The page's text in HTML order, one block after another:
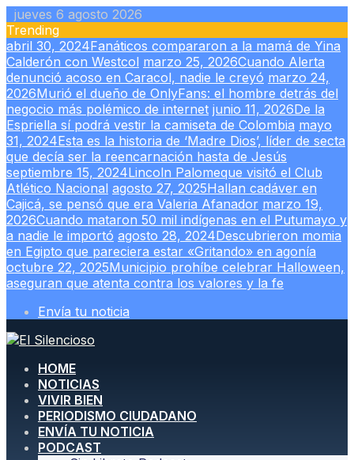
Skip
to
content
jueves 6 agosto 2026
Trending
abril 30, 2024Fanáticos compararon a la mamá de Yina
Calderón con Westcol marzo 25, 2026Cuando Alerta
denunció acoso en Caracol, nadie le creyó marzo 24,
2026Murió el dueño de OnlyFans: el hombre detrás del
negocio más polémico de internet junio 11, 2026De la
Espriella sí podrá vestir la camiseta de Colombia mayo
31, 2024Esta es la historia de ‘Madre Dios’, líder de secta
que decía ser la reencarnación hasta de Jesús
septiembre 15, 2024Lincoln Palomeque visitó el Club
Atlético Nacional agosto 27, 2025Hallan cadáver en
Cajicá, se pensó que era Valeria Afanador marzo 19,
2026Cuando mataron 50 mil indígenas en el Putumayo y
a nadie le importó agosto 28, 2024Descubrieron momia
en Egipto que pareciera estar «Gritando» en agonía
octubre 22, 2025Municipio prohíbe celebrar Halloween,
aseguran que atenta contra los valores y la fe
Envía tu noticia
HOME
NOTICIAS
VIVIR BIEN
PERIODISMO CIUDADANO
ENVÍA TU NOTICIA
PODCAST